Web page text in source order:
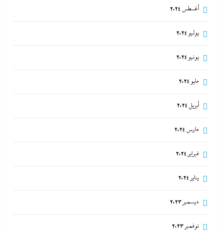
أغسطس 2024
يوليو 2024
يونيو 2024
مايو 2024
أبريل 2024
مارس 2024
فبراير 2024
يناير 2024
ديسمبر 2023
نوفمبر 2023